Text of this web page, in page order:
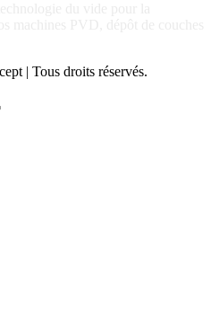
| Tous droits réservés.